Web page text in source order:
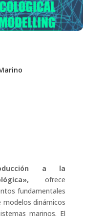
a la
ofrece
fundamentales
dinámicos
marinos. El